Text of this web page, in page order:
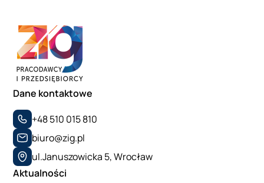
Dane kontaktowe
+48 510 015 810
biuro@zig.pl
ul.Januszowicka 5, Wrocław
Aktualności